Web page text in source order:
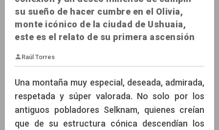
su sueño de hacer cumbre en el Olivia,
monte icónico de la ciudad de Ushuaia,
este es el relato de su primera ascensión
Raúl Torres
Una montaña muy especial, deseada, admirada,
respetada y súper valorada. No solo por los
antiguos pobladores Selknam, quienes creían
que de su estructura cónica descendían los